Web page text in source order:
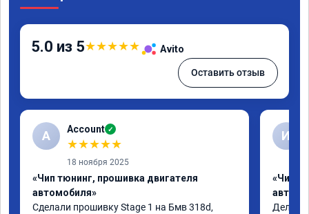
5.0 из 5★★★★★ Avito
Оставить отзыв
A Account ✓
★★★★★
18 ноября 2025
«Чип тюнинг, прошивка двигателя
автомобиля»
Сделали прошивку Stage 1 на Бмв 318d,
И
«Чип
Делали